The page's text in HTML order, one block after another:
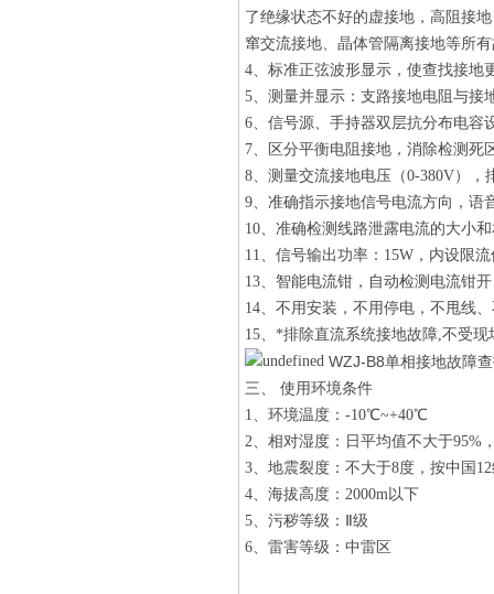
了绝缘状态不好的虚接地，高阻接
窜交流接地、晶体管隔离接地等所
4、标准正弦波形显示，使查找接地
5、测量并显示：支路接地电阻与接
6、信号源、手持器双层抗分布电容
7、区分平衡电阻接地，消除检测死
8、测量交流接地电压（0-380V），
9、准确指示接地信号电流方向，语
10、准确检测线路泄露电流的大小
11、信号输出功率：15W，内设限
13、智能电流钳，自动检测电流钳
14、不用安装，不用停电，不甩线
15、*排除直流系统接地故障,不受
WZJ-B8单相接地故障
三、 使用环境条件
1、环境温度：-10℃~+40℃
2、相对湿度：日平均值不大于95%
3、地震裂度：不大于8度，按中国
4、海拔高度：2000m以下
5、污秽等级：Ⅱ级
6、雷害等级：中雷区